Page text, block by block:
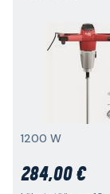
1200 W
284,00 €